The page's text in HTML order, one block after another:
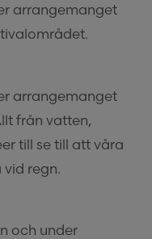
arrangemanget
arrangemanget
från vatten,
till se till att våra
regn.
och under